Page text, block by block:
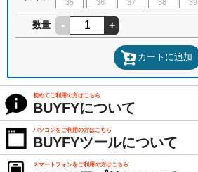
35 36 37 38 39
数量 - +
カートに追加
初めてご利用の方はこちら
BUYFYについて
パソコンをご利用の方はこちら
BUYFYツールについて
スマートフォンをご利用の方はこちら